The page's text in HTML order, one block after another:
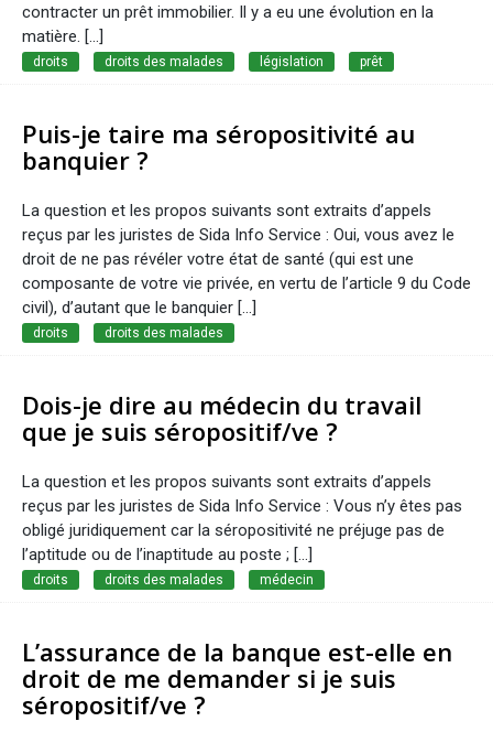
contracter un prêt immobilier. Il y a eu une évolution en la
matière. [...]
droits droits des malades législation prêt
Puis-je taire ma séropositivité au
banquier ?
La question et les propos suivants sont extraits d’appels
reçus par les juristes de Sida Info Service : Oui, vous avez le
droit de ne pas révéler votre état de santé (qui est une
composante de votre vie privée, en vertu de l’article 9 du Code
civil), d’autant que le banquier [...]
droits droits des malades
Dois-je dire au médecin du travail
que je suis séropositif/ve ?
La question et les propos suivants sont extraits d’appels
reçus par les juristes de Sida Info Service : Vous n’y êtes pas
obligé juridiquement car la séropositivité ne préjuge pas de
l’aptitude ou de l’inaptitude au poste ; [...]
droits droits des malades médecin
L’assurance de la banque est-elle en
droit de me demander si je suis
séropositif/ve ?